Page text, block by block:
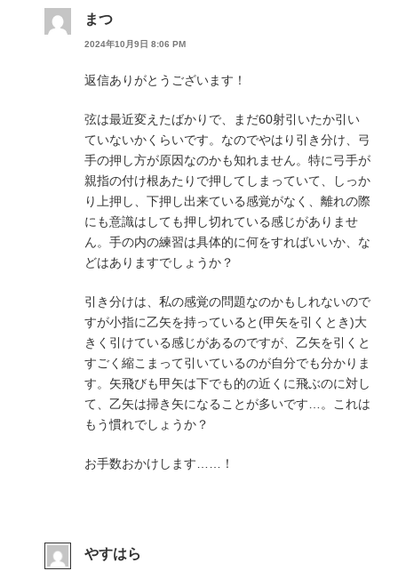
まつ
2024年10月9日 8:06 PM
返信ありがとうございます！
弦は最近変えたばかりで、まだ60射引いたか引い
ていないかくらいです。なのでやはり引き分け、弓
手の押し方が原因なのかも知れません。特に弓手が
親指の付け根あたりで押してしまっていて、しっか
り上押し、下押し出来ている感覚がなく、離れの際
にも意識はしても押し切れている感じがありませ
ん。手の内の練習は具体的に何をすればいいか、な
どはありますでしょうか？
引き分けは、私の感覚の問題なのかもしれないので
すが小指に乙矢を持っていると(甲矢を引くとき)大
きく引けている感じがあるのですが、乙矢を引くと
すごく縮こまって引いているのが自分でも分かりま
す。矢飛びも甲矢は下でも的の近くに飛ぶのに対し
て、乙矢は掃き矢になることが多いです…。これは
もう慣れでしょうか？
お手数おかけします……！
やすはら